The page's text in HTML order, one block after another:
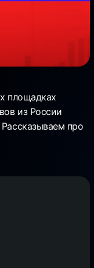
площадках
из России
про